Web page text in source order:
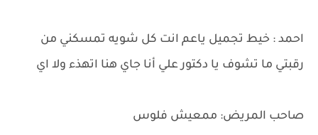
احمد : خيط تجميل ياعم انت كل شويه تمسكني من
رقبتي ما تشوف يا دكتور علي أنا جاي هنا اتهذء ولا اي
صاحب المريض: ممعيش فلوس